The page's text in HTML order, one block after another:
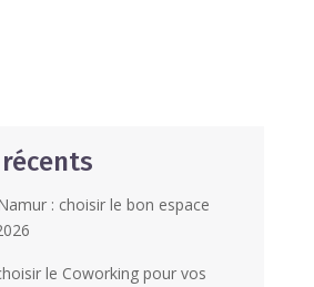
: choisir le bon espace
le Coworking pour vos